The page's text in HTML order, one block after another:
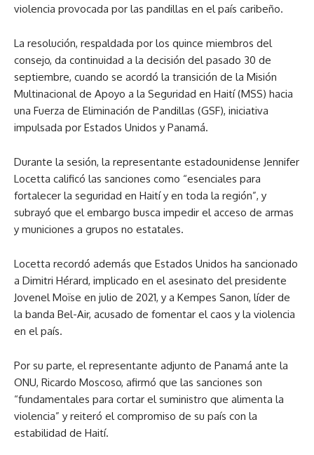
violencia provocada por las pandillas en el país caribeño.
La resolución, respaldada por los quince miembros del
consejo, da continuidad a la decisión del pasado 30 de
septiembre, cuando se acordó la transición de la Misión
Multinacional de Apoyo a la Seguridad en Haití (MSS) hacia
una Fuerza de Eliminación de Pandillas (GSF), iniciativa
impulsada por Estados Unidos y Panamá.
Durante la sesión, la representante estadounidense Jennifer
Locetta calificó las sanciones como “esenciales para
fortalecer la seguridad en Haití y en toda la región”, y
subrayó que el embargo busca impedir el acceso de armas
y municiones a grupos no estatales.
Locetta recordó además que Estados Unidos ha sancionado
a Dimitri Hérard, implicado en el asesinato del presidente
Jovenel Moïse en julio de 2021, y a Kempes Sanon, líder de
la banda Bel-Air, acusado de fomentar el caos y la violencia
en el país.
Por su parte, el representante adjunto de Panamá ante la
ONU, Ricardo Moscoso, afirmó que las sanciones son
“fundamentales para cortar el suministro que alimenta la
violencia” y reiteró el compromiso de su país con la
estabilidad de Haití.